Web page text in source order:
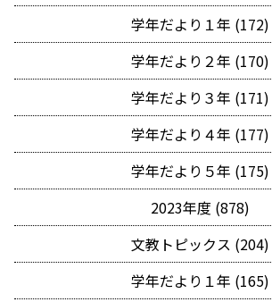
学年だより１年 (172)
学年だより２年 (170)
学年だより３年 (171)
学年だより４年 (177)
学年だより５年 (175)
2023年度 (878)
文教トピックス (204)
学年だより１年 (165)